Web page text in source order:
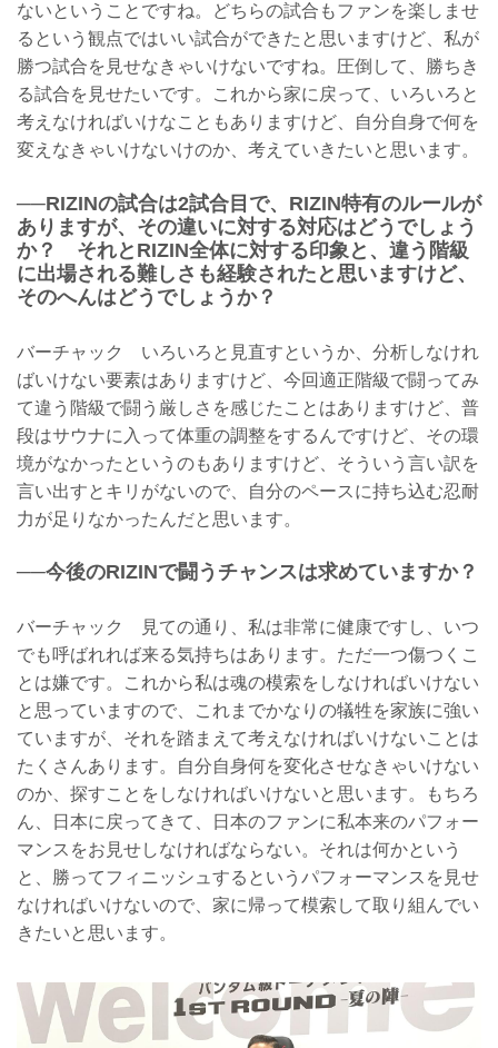
ないということですね。どちらの試合もファンを楽しませ
るという観点ではいい試合ができたと思いますけど、私が
勝つ試合を見せなきゃいけないですね。圧倒して、勝ちき
る試合を見せたいです。これから家に戻って、いろいろと
考えなければいけなこともありますけど、自分自身で何を
変えなきゃいけないけのか、考えていきたいと思います。
──RIZINの試合は2試合目で、RIZIN特有のルールが
ありますが、その違いに対する対応はどうでしょう
か？ それとRIZIN全体に対する印象と、違う階級
に出場される難しさも経験されたと思いますけど、
そのへんはどうでしょうか？
バーチャック いろいろと見直すというか、分析しなけれ
ばいけない要素はありますけど、今回適正階級で闘ってみ
て違う階級で闘う厳しさを感じたことはありますけど、普
段はサウナに入って体重の調整をするんですけど、その環
境がなかったというのもありますけど、そういう言い訳を
言い出すとキリがないので、自分のペースに持ち込む忍耐
力が足りなかったんだと思います。
──今後のRIZINで闘うチャンスは求めていますか？
バーチャック 見ての通り、私は非常に健康ですし、いつ
でも呼ばれれば来る気持ちはあります。ただ一つ傷つくこ
とは嫌です。これから私は魂の模索をしなければいけない
と思っていますので、これまでかなりの犠牲を家族に強い
ていますが、それを踏まえて考えなければいけないことは
たくさんあります。自分自身何を変化させなきゃいけない
のか、探すことをしなければいけないと思います。もちろ
ん、日本に戻ってきて、日本のファンに私本来のパフォー
マンスをお見せしなければならない。それは何かという
と、勝ってフィニッシュするというパフォーマンスを見せ
なければいけないので、家に帰って模索して取り組んでい
きたいと思います。